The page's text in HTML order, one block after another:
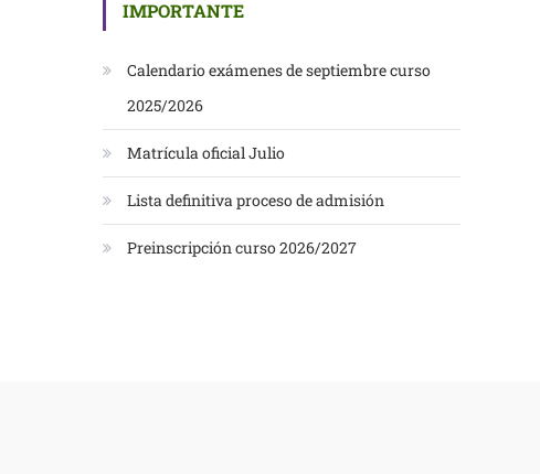
IMPORTANTE
Calendario exámenes de septiembre curso
2025/2026
Matrícula oficial Julio
Lista definitiva proceso de admisión
Preinscripción curso 2026/2027